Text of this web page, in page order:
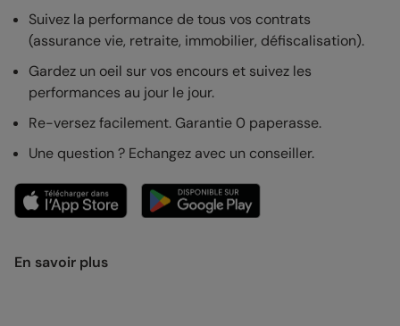
Suivez la performance de tous vos contrats
(assurance vie, retraite, immobilier, défiscalisation).
Gardez un oeil sur vos encours et suivez les
performances au jour le jour.
Re-versez facilement. Garantie 0 paperasse.
Une question ? Echangez avec un conseiller.
En savoir plus